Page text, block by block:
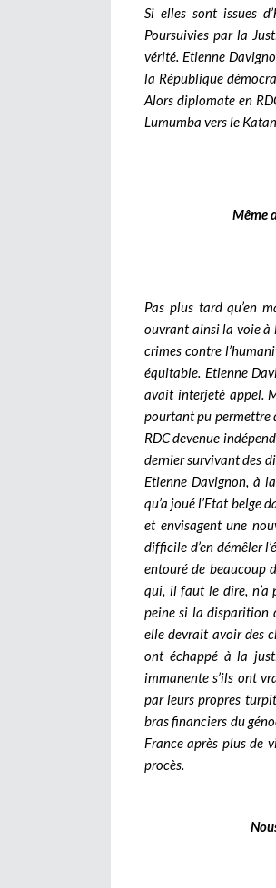
Si elles sont issues
Poursuivies par la
vérité. Etienne
la République
Alors diplomate en
Lumumba vers le
Même
Pas plus tard qu’en
ouvrant ainsi la voie à
crimes contre
équitable. Etienne
avait interjeté appel.
pourtant pu permettre
RDC devenue
dernier survivant des
Etienne Davignon, à
qu’a joué l’Etat belge
et envisagent une
difficile d’en démêler
entouré de beaucoup
qui, il faut le dire, n’a
peine si la disparition
elle devrait avoir des
ont échappé à la
immanente s’ils ont
par leurs propres
bras financiers du
France après plus de
procès.